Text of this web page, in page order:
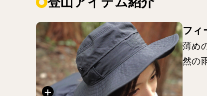
フィ
薄め
然の